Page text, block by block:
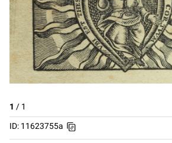
1 / 1
ID: 11623755a